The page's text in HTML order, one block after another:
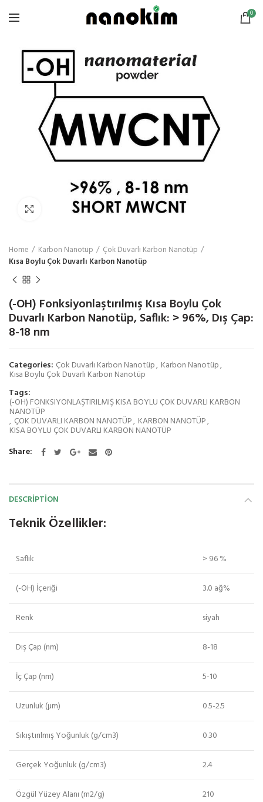
0
Click to enlarge
Home Karbon Nanotüp
Çok Duvarlı Karbon Nanotüp
Kısa Boylu Çok Duvarlı Karbon Nanotüp
(-OH) Fonksiyonlaştırılmış Kısa Boylu Çok
Duvarlı Karbon Nanotüp, Saflık: > 96%, Dış Çap:
8-18 nm
Categories: Çok Duvarlı Karbon Nanotüp, Karbon Nanotüp,
Kısa Boylu Çok Duvarlı Karbon Nanotüp
Tags:
(-OH) FONKSIYONLAŞTIRILMIŞ KISA BOYLU ÇOK DUVARLI KARBON
NANOTÜP
, ÇOK DUVARLI KARBON NANOTÜP, KARBON NANOTÜP,
KISA BOYLU ÇOK DUVARLI KARBON NANOTÜP
Share
DESCRIPTION
Teknik Özellikler:
Saflık > 96 %
(-OH) İçeriği 3.0 ağ%
Renk siyah
Dış Çap (nm) 8-18
İç Çap (nm) 5-10
Uzunluk (µm) 0.5-2.5
Sıkıştırılmış Yoğunluk (g/cm3) 0.30
Gerçek Yoğunluk (g/cm3) 2.4
Özgül Yüzey Alanı (m2/g) 210